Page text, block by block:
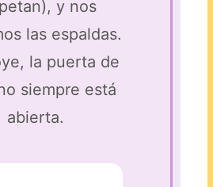
y nos
las espaldas.
la puerta de
siempre está
abierta.